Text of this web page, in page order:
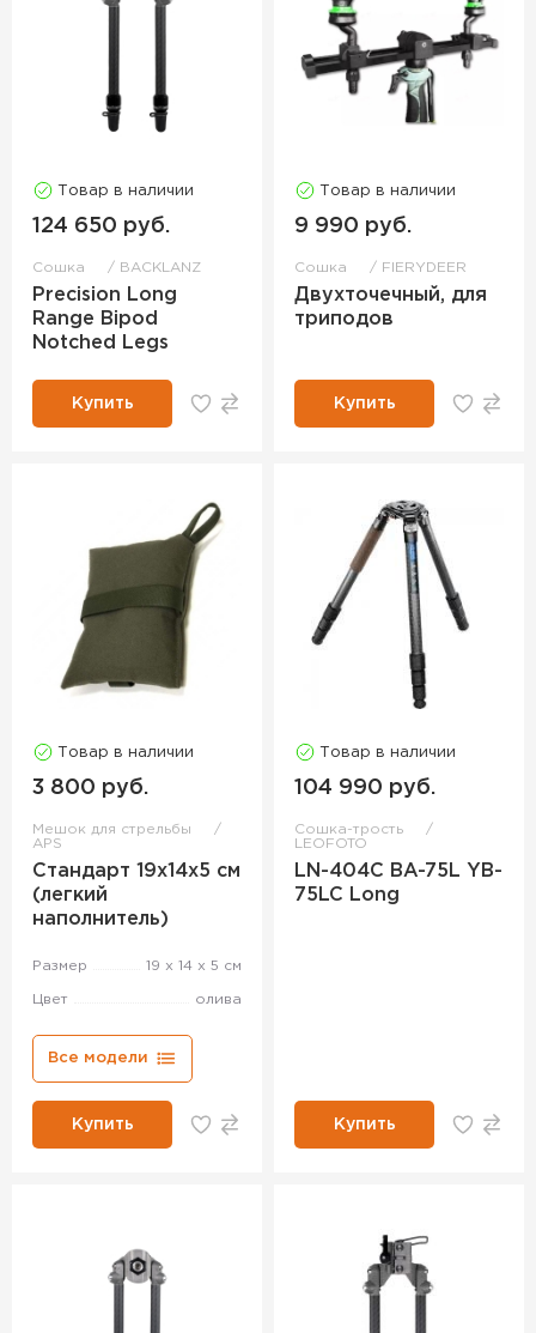
Товар в наличии
124 650 руб.
Сошка BACKLANZ
Precision Long
Range Bipod
Notched Legs
Купить
Товар в наличии
9 990 руб.
Сошка FIERYDEER
Двухточечный, для
триподов
Купить
Товар в наличии
3 800 руб.
Мешок для стрельбы
APS
Стандарт 19х14х5 см
(легкий
наполнитель)
Размер 19 х 14 х 5 см
Цвет олива
Все модели
Купить
Товар в наличии
104 990 руб.
Сошка-трость
LEOFOTO
LN-404C BA-75L YB-
75LC Long
Купить